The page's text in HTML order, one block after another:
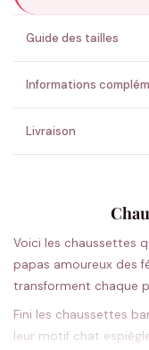
💚 Retour sous 24-48h
Guide des tailles
Informations
Livraison
Voici les chaussettes
papas amoureux des
transforment chaque
Fini les chaussettes
leur motif chat